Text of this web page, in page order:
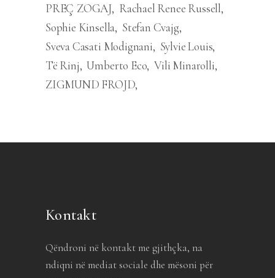
PREÇ ZOGAJ
Rachael Renee Russell
Sophie Kinsella Stefan Cvajg
Sveva Casati Modignani
Sylvie Louis
Të Rinj Umberto Eco Vili Minarolli
ZIGMUND FROJD
Kontakt
Qëndroni në kontakt me gjithçka, na
ndiqni në mediat sociale dhe mësoni për